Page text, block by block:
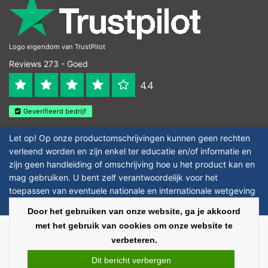
Logo eigendom van TrustPilot
Reviews 273 - Goed
4.4
Geverifieerd bedrijf
Let op! Op onze productomschrijvingen kunnen geen rechten
verleend worden en zijn enkel ter educatie en/of informatie en
zijn geen handleiding of omschrijving hoe u het product kan en
mag gebruiken. U bent zelf verantwoordelijk voor het
toepassen van eventuele nationale en internationale wetgeving
Copyright © 2026 - Laboratorium Discounter - All rights reserved - Theme by
Alle bedragen zijn exclusief BTW
Door het gebruiken van onze website, ga je akkoord
met het gebruik van cookies om onze website te
verbeteren.
Dit bericht verbergen